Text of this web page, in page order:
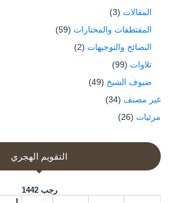
المقالات (3)
المقتطفات والمختارات (59)
النصائح والتوجيهات (2)
تلاوات (99)
ضيوف الشيخ (49)
غير مصنف (34)
مرئيات (26)
التقويم الهجري
رجب 1442